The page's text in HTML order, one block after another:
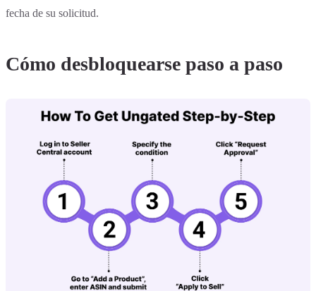
fecha de su solicitud.
Cómo desbloquearse paso a paso‍